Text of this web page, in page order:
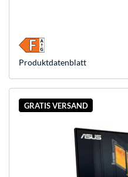
Produkt­datenblatt
GRATIS VERSAND